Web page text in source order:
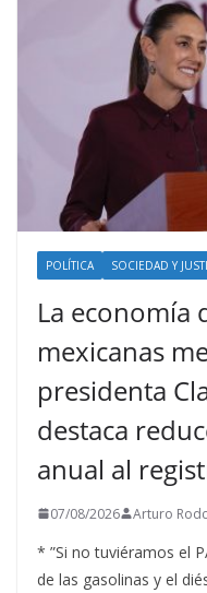
POLÍTICA SOCIEDAD Y
La economía
mexicanas
presidenta
destaca
anual al
07/08/2026 Arturo
* ”Si no tuviéramos el
de las gasolinas y el